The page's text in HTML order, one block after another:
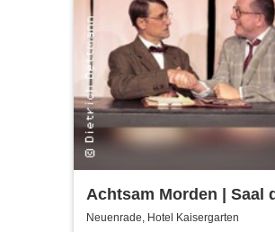
Achtsam Morden | Saal
Hotels Kaisergarten
Neuenrade, Hotel Kaisergarten